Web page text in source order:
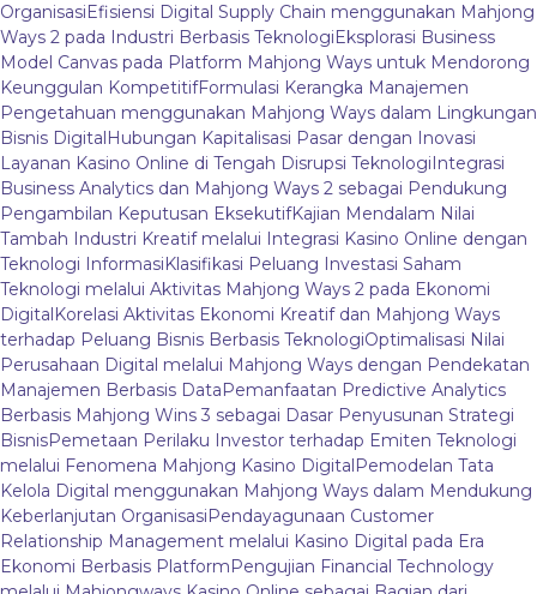
OrganisasiEfisiensi Digital Supply Chain menggunakan Mahjong
Ways 2 pada Industri Berbasis TeknologiEksplorasi Business
Model Canvas pada Platform Mahjong Ways untuk Mendorong
Keunggulan KompetitifFormulasi Kerangka Manajemen
Pengetahuan menggunakan Mahjong Ways dalam Lingkungan
Bisnis DigitalHubungan Kapitalisasi Pasar dengan Inovasi
Layanan Kasino Online di Tengah Disrupsi TeknologiIntegrasi
Business Analytics dan Mahjong Ways 2 sebagai Pendukung
Pengambilan Keputusan EksekutifKajian Mendalam Nilai
Tambah Industri Kreatif melalui Integrasi Kasino Online dengan
Teknologi InformasiKlasifikasi Peluang Investasi Saham
Teknologi melalui Aktivitas Mahjong Ways 2 pada Ekonomi
DigitalKorelasi Aktivitas Ekonomi Kreatif dan Mahjong Ways
terhadap Peluang Bisnis Berbasis TeknologiOptimalisasi Nilai
Perusahaan Digital melalui Mahjong Ways dengan Pendekatan
Manajemen Berbasis DataPemanfaatan Predictive Analytics
Berbasis Mahjong Wins 3 sebagai Dasar Penyusunan Strategi
BisnisPemetaan Perilaku Investor terhadap Emiten Teknologi
melalui Fenomena Mahjong Kasino DigitalPemodelan Tata
Kelola Digital menggunakan Mahjong Ways dalam Mendukung
Keberlanjutan OrganisasiPendayagunaan Customer
Relationship Management melalui Kasino Digital pada Era
Ekonomi Berbasis PlatformPengujian Financial Technology